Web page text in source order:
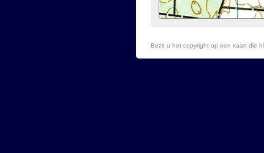
Bezit u het copyright op een kaart die